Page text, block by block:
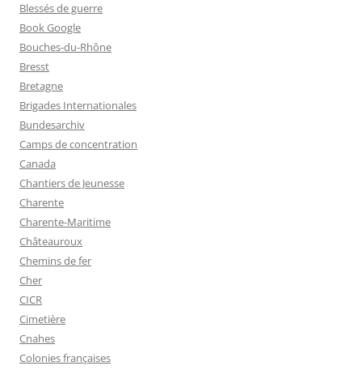
Blessés de guerre
Book Google
Bouches-du-Rhône
Bresst
Bretagne
Brigades Internationales
Bundesarchiv
Camps de concentration
Canada
Chantiers de Jeunesse
Charente
Charente-Maritime
Châteauroux
Chemins de fer
Cher
CICR
Cimetière
Cnahes
Colonies françaises